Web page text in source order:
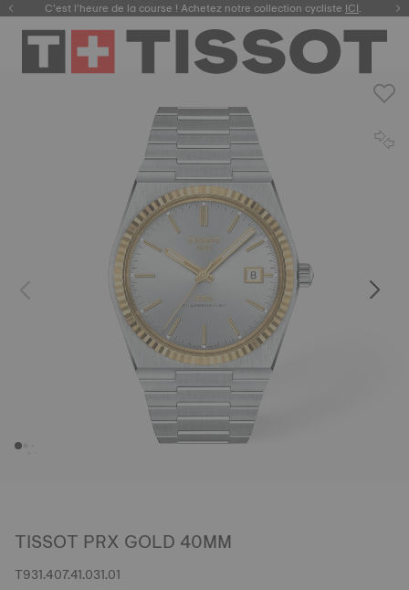
C’est l’heure de la course ! Achetez notre collection cycliste ICI.
TISSOT PRX GOLD 40MM
T931.407.41.031.01